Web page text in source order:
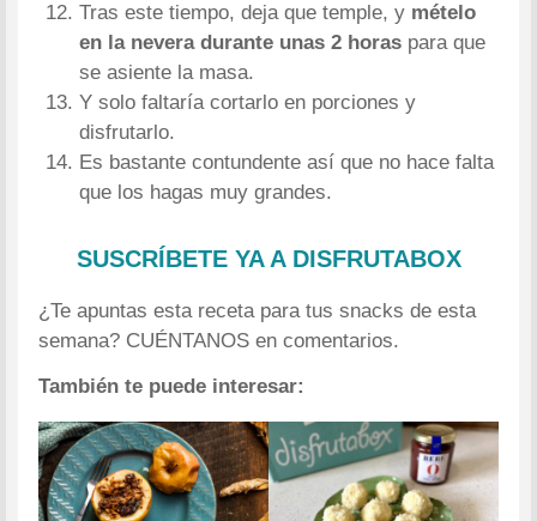
Tras este tiempo, deja que temple, y mételo
en la nevera durante unas 2 horas para que
se asiente la masa.
Y solo faltaría cortarlo en porciones y
disfrutarlo.
Es bastante contundente así que no hace falta
que los hagas muy grandes.
SUSCRÍBETE YA A DISFRUTABOX
¿Te apuntas esta receta para tus snacks de esta
semana? CUÉNTANOS en comentarios.
También te puede interesar: